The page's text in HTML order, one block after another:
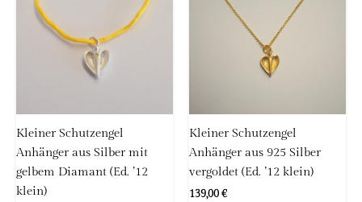
Kleiner Schutzengel
Anhänger aus Silber mit
gelbem Diamant (Ed. ’12
klein)
Kleiner Schutzengel
Anhänger aus 925 Silber
vergoldet (Ed. ’12 klein)
139,00€